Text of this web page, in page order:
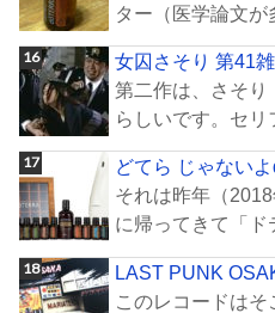
ター（医学論文
女囚さそり 第41
第二作は、さそ
らしいです。セ
どてら じゃない
それは昨年（
に帰ってきて「ド
LAST PUNK
このレコードは